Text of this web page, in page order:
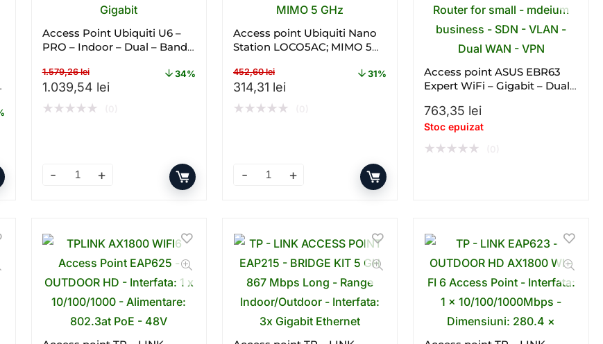
691,13 lei.
– PoE – Dual – band – WI – FI cantitate
Access Point Ubiquiti U6 –
PRO – Indoor – Dual – Band –
1.579,26lei
Prețul inițial a fost: 1.579,26 lei.
1.039,54 leiPrețul curent este: 1.039,54 lei.
34%
★★★★★
Access Point Ubiquiti U6 – PRO – Indoor – Dual – Band – Gigabit cantitate
Access point Ubiquiti Nano
Station LOCO5AC; MIMO 5
452,60lei
Prețul inițial a fost: 452,60 lei.
314,31 leiPrețul curent este: 314,31 lei.
31%
★★★★★
Access point Ubiquiti Nano Station LOCO5AC; MIMO 5 GHz cantitate
Access point ASUS EBR63
Expert WiFi – Gigabit – Dual
763,35 lei
Stoc epuizat
★★★★★